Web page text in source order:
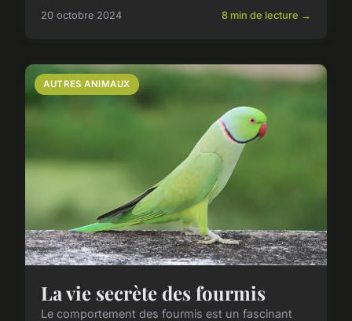
20 octobre 2024 8 min de lecture →
AUTRES ANIMAUX
La vie secrète des fourmis
Le comportement des fourmis est un fascinant